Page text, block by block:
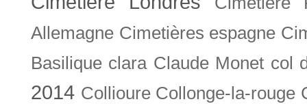
Allemagne Cimetières espagne
Basilique clara Claude Monet col
2014 Collioure Collonge-la-rouge